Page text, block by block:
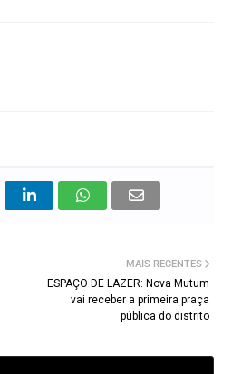
MAIS RECENTES
ESPAÇO DE LAZER: Nova Mutum
vai receber a primeira praça
pública do distrito